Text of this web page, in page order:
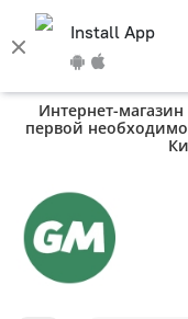
Install App
Интернет-
первой